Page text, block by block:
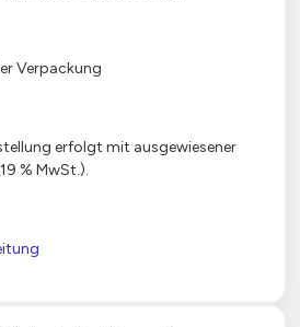
Verpackung
erfolgt mit ausgewiesener
% MwSt.).